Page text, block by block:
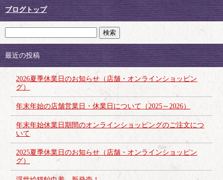
ブログトップ
最近の投稿
2026夏季休業日のお知らせ（店舗・オンラインショッピン
グ）
年末年始の店舗営業日・休業日について（2025～2026）
年末年始休業日期間のオンラインショッピングのご注文につ
いて
2025夏季休業日のお知らせ（店舗・オンラインショッピン
グ）